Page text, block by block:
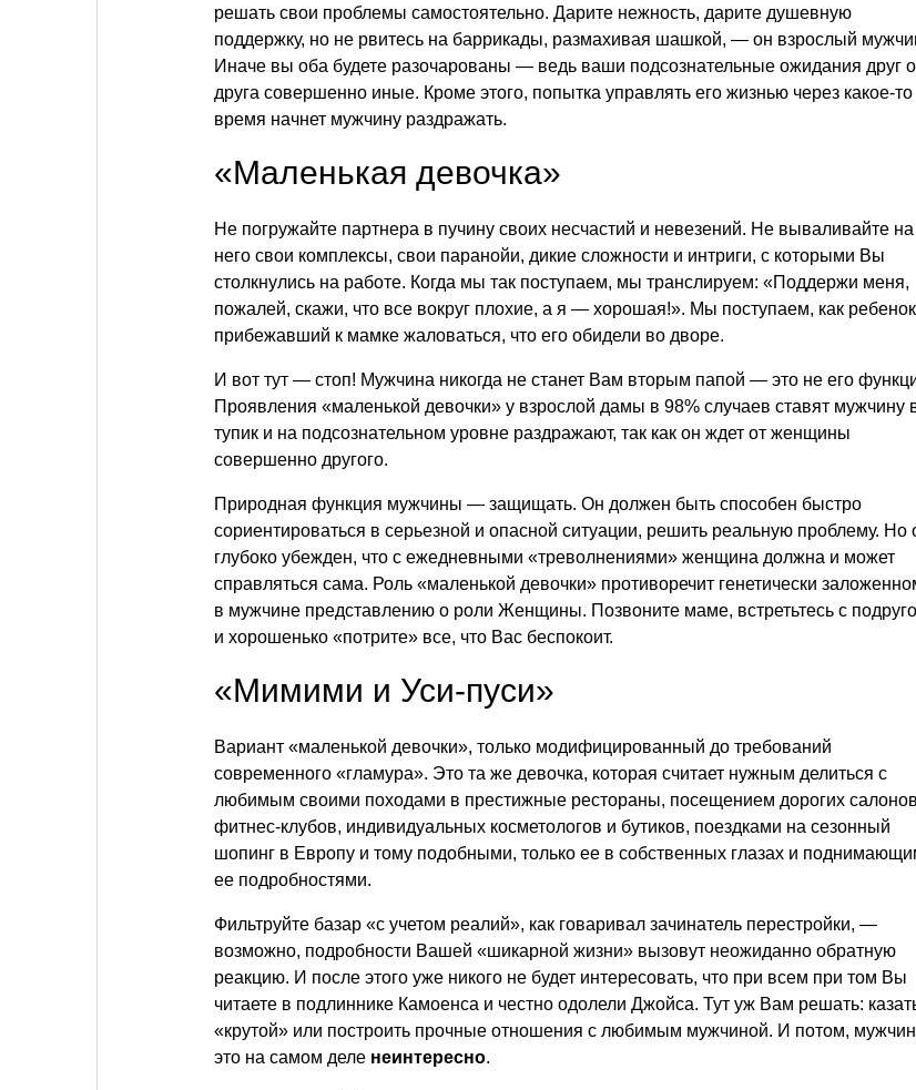
решать свои проблемы самостоятельно. Дарите нежность, дарите душевную
поддержку, но не рвитесь на баррикады, размахивая шашкой, — он взрослый
Иначе вы оба будете разочарованы — ведь ваши подсознательные ожидания друг
друга совершенно иные. Кроме этого, попытка управлять его жизнью через какое-то
время начнет мужчину раздражать.
«Маленькая девочка»
Не погружайте партнера в пучину своих несчастий и невезений. Не вываливайте на
него свои комплексы, свои паранойи, дикие сложности и интриги, с которыми Вы
столкнулись на работе. Когда мы так поступаем, мы транслируем: «Поддержи меня,
пожалей, скажи, что все вокруг плохие, а я — хорошая!». Мы поступаем, как
прибежавший к мамке жаловаться, что его обидели во дворе.
И вот тут — стоп! Мужчина никогда не станет Вам вторым папой — это не его
Проявления «маленькой девочки» у взрослой дамы в 98% случаев ставят мужчину
тупик и на подсознательном уровне раздражают, так как он ждет от женщины
совершенно другого.
Природная функция мужчины — защищать. Он должен быть способен быстро
сориентироваться в серьезной и опасной ситуации, решить реальную проблему. Но
глубоко убежден, что с ежедневными «треволнениями» женщина должна и может
справляться сама. Роль «маленькой девочки» противоречит генетически
в мужчине представлению о роли Женщины. Позвоните маме, встретьтесь с
и хорошенько «потрите» все, что Вас беспокоит.
«Мимими и Уси-пуси»
Вариант «маленькой девочки», только модифицированный до требований
современного «гламура». Это та же девочка, которая считает нужным делиться с
любимым своими походами в престижные рестораны, посещением дорогих
фитнес-клубов, индивидуальных косметологов и бутиков, поездками на сезонный
шопинг в Европу и тому подобными, только ее в собственных глазах и
ее подробностями.
Фильтруйте базар «с учетом реалий», как говаривал зачинатель перестройки, —
возможно, подробности Вашей «шикарной жизни» вызовут неожиданно обратную
реакцию. И после этого уже никого не будет интересовать, что при всем при том Вы
читаете в подлиннике Камоенса и честно одолели Джойса. Тут уж Вам решать:
«крутой» или построить прочные отношения с любимым мужчиной. И потом,
это на самом деле неинтересно.